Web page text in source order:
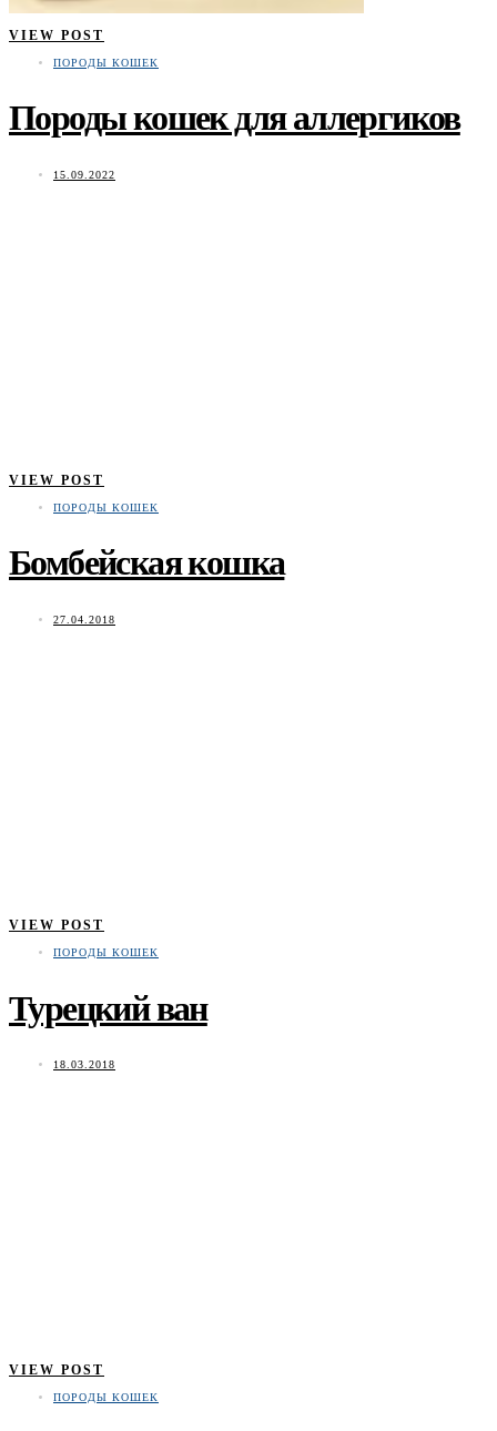
VIEW POST
ПОРОДЫ КОШЕК
Породы кошек для аллергиков
15.09.2022
VIEW POST
ПОРОДЫ КОШЕК
Бомбейская кошка
27.04.2018
VIEW POST
ПОРОДЫ КОШЕК
Турецкий ван
18.03.2018
VIEW POST
ПОРОДЫ КОШЕК